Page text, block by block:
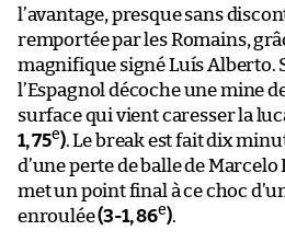
l’avantage, presque sans
remportée par les Romains,
magnifique signé Luís Alberto.
l’Espagnol décoche une mine
surface qui vient caresser la
1, 75e). Le break est fait dix
d’une perte de balle de
met un point final à ce choc
enroulée(3-1, 86e).